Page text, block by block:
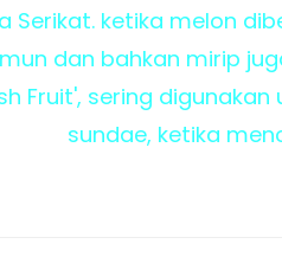
Serikat. ketika melon
dan bahkan mirip
Fruit', sering
sundae, ketika